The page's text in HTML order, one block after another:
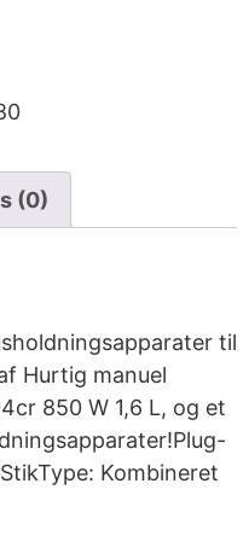
(0)
til
Hurtig manuel
850 W 1,6 L, og et
Kombineret